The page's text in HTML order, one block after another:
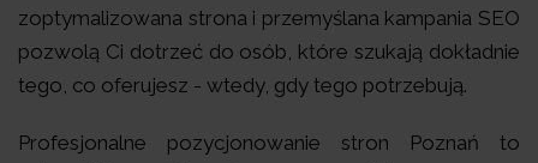
zoptymalizowana strona i przemyślana kampania SEO
pozwolą Ci dotrzeć do osób, które szukają dokładnie
tego, co oferujesz - wtedy, gdy tego potrzebują.
Profesjonalne pozycjonowanie stron Poznań to